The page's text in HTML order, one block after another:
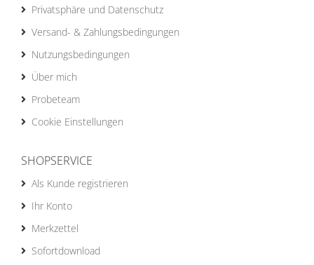
Privatsphäre und Datenschutz
Versand- & Zahlungsbedingungen
Nutzungsbedingungen
Über mich
Probeteam
Cookie Einstellungen
SHOPSERVICE
Als Kunde registrieren
Ihr Konto
Merkzettel
Sofortdownload